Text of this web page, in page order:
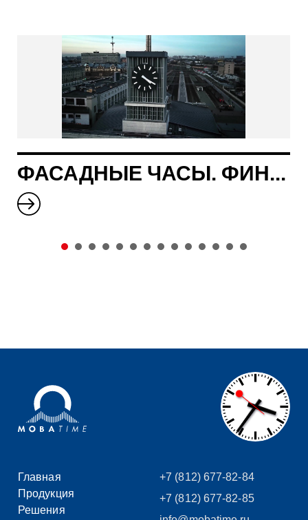
ФАСАДНЫЕ ЧАСЫ. ФИНЛЯНДСКИЙ ВОКЗАЛ (Г. САНКТ-ПЕТЕРБУРГ)
Главная
Продукция
Решения
+7 (812) 677-82-84
+7 (812) 677-82-85